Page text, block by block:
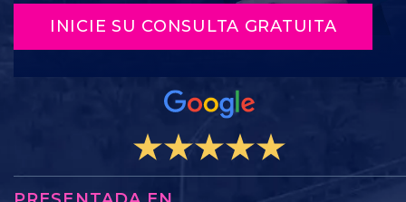
INICIE SU CONSULTA GRATUITA